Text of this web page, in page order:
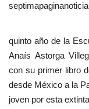
Con 22
quinto año de la
Anaís Astorga
con su primer libro
desde México a la
joven por esta